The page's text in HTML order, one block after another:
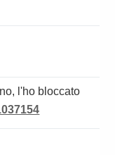
l'ho bloccato